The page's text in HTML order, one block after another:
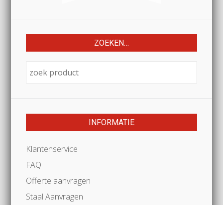
ZOEKEN…
INFORMATIE
Klantenservice
FAQ
Offerte aanvragen
Staal Aanvragen